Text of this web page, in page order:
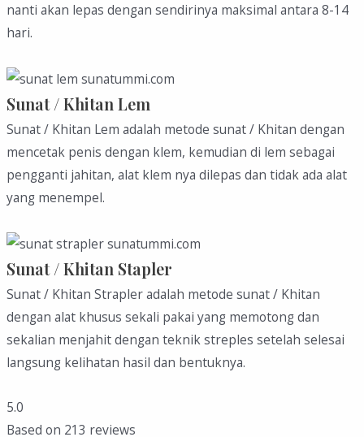
nanti akan lepas dengan sendirinya maksimal antara 8-14
hari.
Sunat / Khitan Lem
Sunat / Khitan Lem adalah metode sunat / Khitan dengan
mencetak penis dengan klem, kemudian di lem sebagai
pengganti jahitan, alat klem nya dilepas dan tidak ada alat
yang menempel.
Sunat / Khitan Stapler
Sunat / Khitan Strapler adalah metode sunat / Khitan
dengan alat khusus sekali pakai yang memotong dan
sekalian menjahit dengan teknik streples setelah selesai
langsung kelihatan hasil dan bentuknya.
5.0
Based on 213 reviews